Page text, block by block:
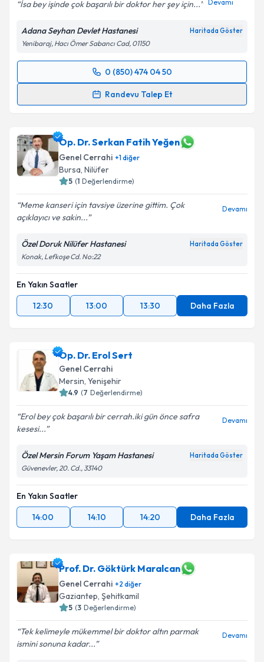
Kişisel verilerimin işlenmesine ilişkin
Aydınlatma
Metni'ni okudum ve kişisel verilerimin belirtilen
kapsamda işlenmesini kabul ediyorum.
Takvim Talebini Gönder
İsa bey işinde çok başarılı bir doktor her şey için... Devamı
Adana Seyhan Devlet Hastanesi Haritada Göster
Yenibaraj, Hacı Ömer Sabancı Cad, 01150
0 (850) 474 04 50
Randevu Talep Et
Randevu Takvimi Talebi
için bir takvim hazırlandığında e-posta ile
bilgilendireceğiz.
E-posta Adresiniz
Metni'ni okudum ve kişisel verilerimin belirtilen
kapsamda işlenmesini kabul ediyorum.
Takvim Talebini Gönder
Op. Dr. Serkan Fatih Yeğen
Genel Cerrahi +1diğer
Bursa, Nilüfer
5 (1 Değerlendirme)
Meme kanseri için tavsiye üzerine gittim. Çok
açıklayıcı ve sakin...
Devamı
Özel Doruk Nilüfer Hastanesi Haritada Göster
Konak, Lefkoşe Cd. No:22
En Yakın Saatler
12:30
13:00 13:30 Daha Fazla
Op. Dr. Erol Sert
Genel Cerrahi
Mersin, Yenişehir
4.9 (7 Değerlendirme)
Erol bey çok başarılı bir cerrah.iki gün önce safra
kesesi...
Devamı
Özel Mersin Forum Yaşam Hastanesi Haritada Göster
Güvenevler, 20. Cd., 33140
En Yakın Saatler
14:00
14:10 14:20 Daha Fazla
Prof. Dr. Göktürk Maralcan
Genel Cerrahi +2 diğer
Gaziantep, Şehitkamil
5 (3 Değerlendirme)
Tek kelimeyle mükemmel bir doktor altın parmak
ismini sonuna kadar...
Devamı